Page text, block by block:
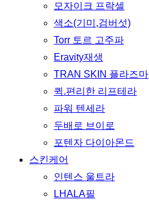
모자이크 프락셀
색소(기미,검버섯)
Torr 토르 고주파
Eravity재생
TRAN SKIN 플라즈마
퀵.편리한 리프테라
파워 텐세라
두배로 브이로
포텐자 다이아몬드
스킨케어
인텐스 울트라
LHALA필